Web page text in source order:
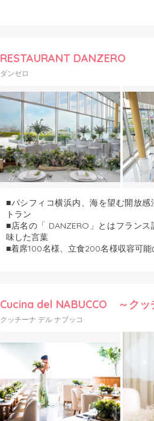
RESTAURANT DANZERO
ダンゼロ
■パシフィコ横浜内、海を望む開放感
トラン
■店名の「 DANZERO」とはフラン
味した言葉
■着席100名様、立食200名様収容可
Cucina del NABUCCO ～クッ
クッチーナ デル ナブッコ